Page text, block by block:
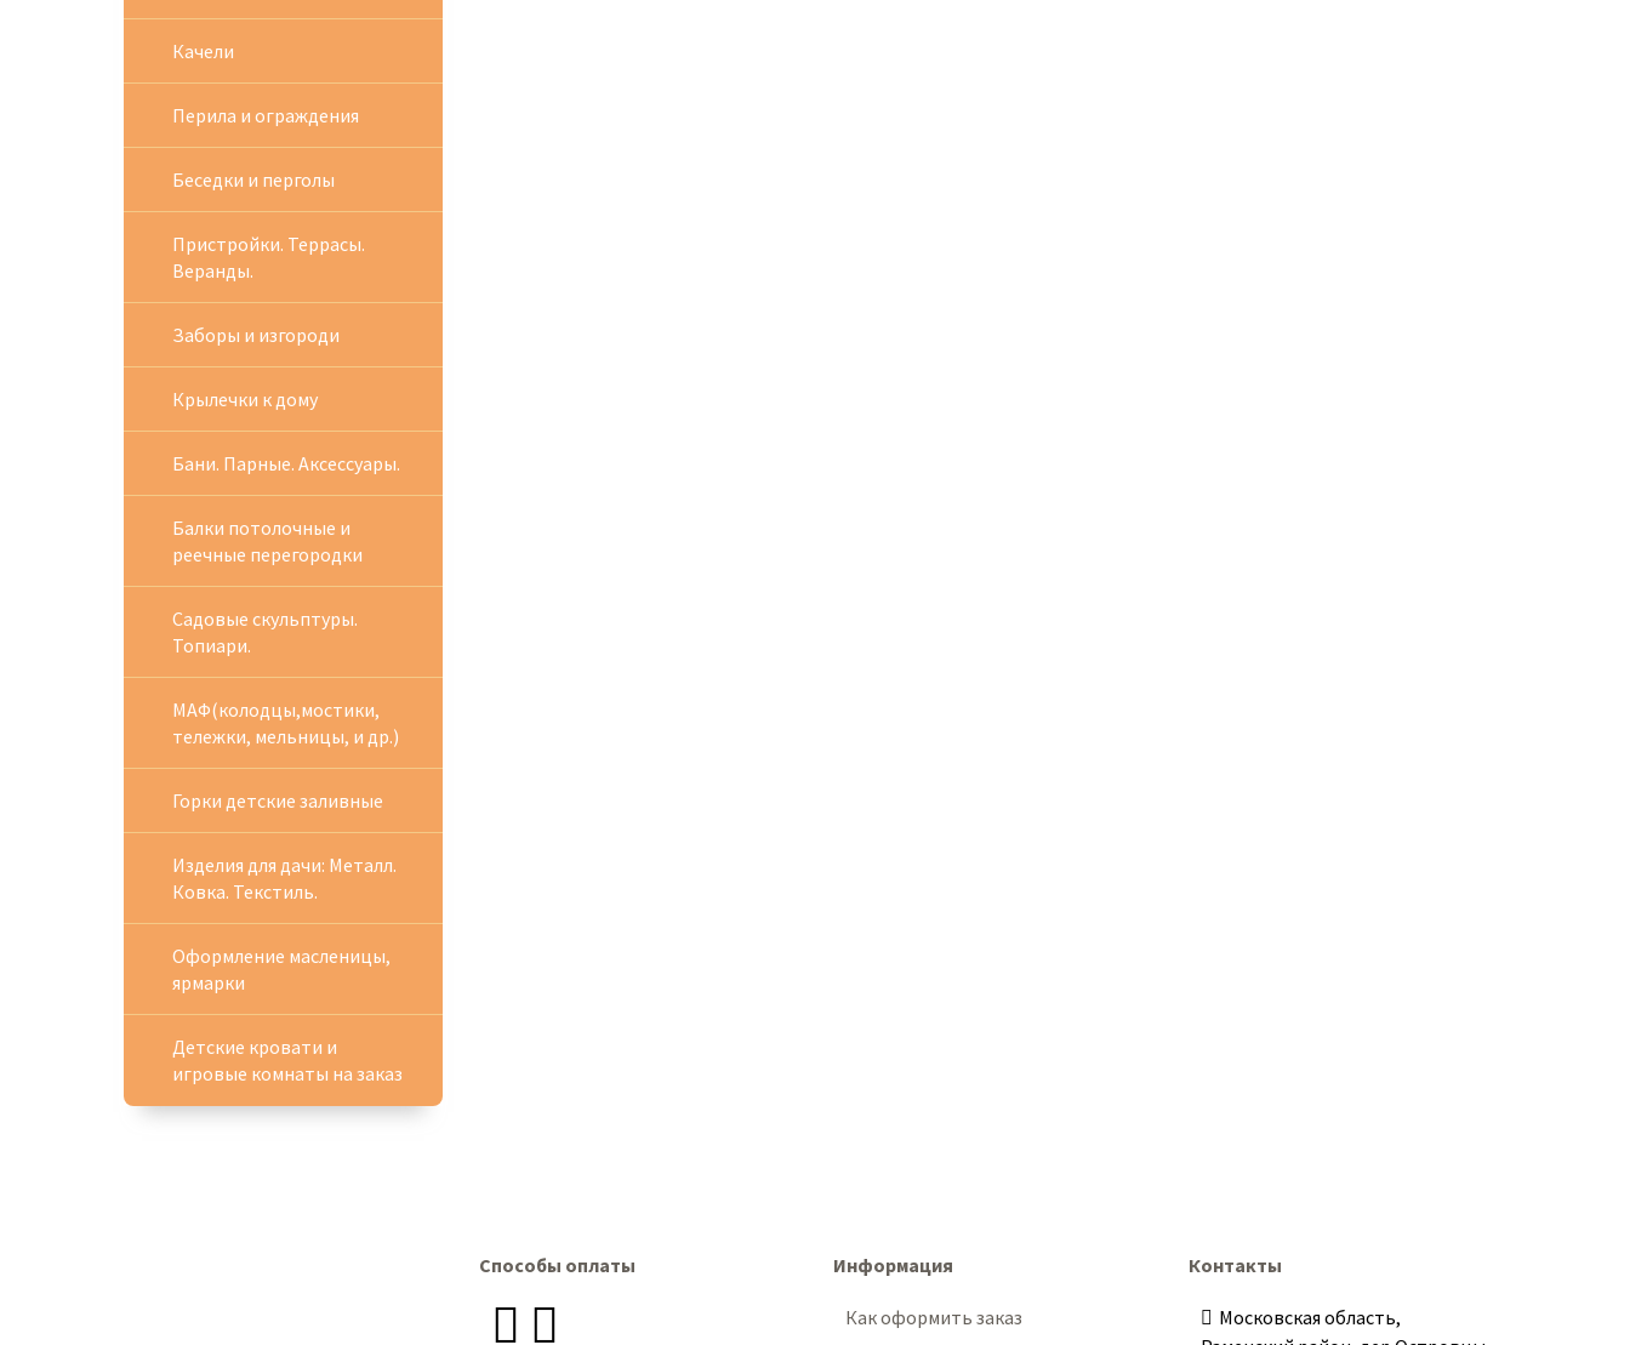
Качели
Перила и ограждения
Беседки и перголы
Пристройки. Террасы.
Веранды.
Заборы и изгороди
Крылечки к дому
Бани. Парные. Аксессуары.
Балки потолочные и
реечные перегородки
Садовые скульптуры.
Топиари.
МАФ(колодцы,мостики,
тележки, мельницы, и др.)
Горки детские заливные
Изделия для дачи: Металл.
Ковка. Текстиль.
Оформление масленицы,
ярмарки
Детские кровати и
игровые комнаты на заказ
Способы оплаты Информация
Как оформить заказ
Контакты
Московская область,